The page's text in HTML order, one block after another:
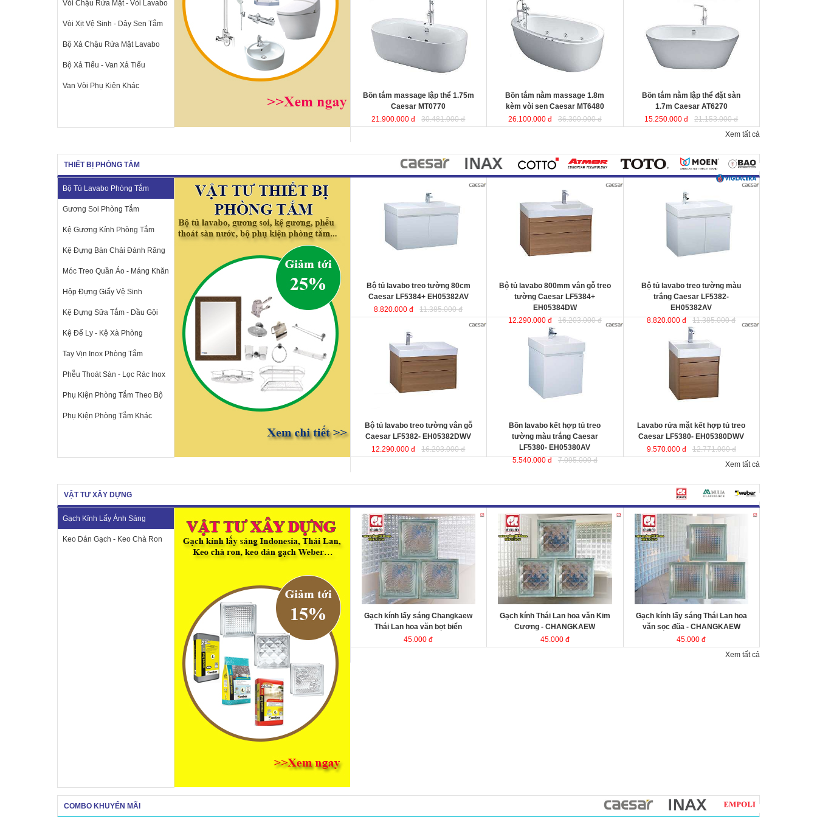
Vòi Chậu Rửa Mặt - Vòi Lavabo
Vòi Xịt Vệ Sinh - Dây Sen Tắm
Bộ Xả Chậu Rửa Mặt Lavabo
Bộ Xả Tiểu - Van Xả Tiểu
Van Vòi Phụ Kiện Khác
được sản xuất từ
sợi nhựa tổng hợp Acrylic có độ bền
cao, không bị ngả màu, chịu được
mọi nguồn nước, khó bể vỡ. Bề mặt
láng mịn dễ dàng vệ sinh.
Kích thước: 175x80x60 cm.
Bồn tắm massage lập thể 1.75m
Caesar MT0770
21.900.000 đ
30.481.000 đ
vòi sen Caesar MT6480
xuất từ sợi nhựa tổng hợp Acrylic
có độ bền cao, không bị ngả màu,
chịu được mọi nguồn nước, khó bể
vỡ. Bề mặt b
láng mịn dễ dàng vệ
c: 180x95x65 cm.
Bồn tắm nằm massage 1.8m
kèm vòi sen Caesar MT6480
26.100.000 đ
36.300.000 đ
được sản xuất từ sợi
nhựa tổng hợp Acrylic có độ bền cao,
không bị ngả màu, chịu được mọi
nguồn nước, khó bể vỡ. Bề mặt
láng mịn dễ dàng vệ sinh.
Kích thước
: 170x87x60 cm
Bồn tắm nằm lập thể đặt sàn
1.7m Caesar AT6270
15.250.000 đ
21.153.000 đ
Xem tất cả
THIẾT BỊ PHÒNG TẮM
Bộ Tủ Lavabo Phòng Tắm
Gương Soi Phòng Tắm
Kệ Gương Kính Phòng Tắm
Kệ Đựng Bàn Chải Đánh Răng
Móc Treo Quần Áo - Máng Khăn
Hộp Đựng Giấy Vệ Sinh
Kệ Đựng Sữa Tắm - Dầu Gội
Kệ Để Ly - Kệ Xà Phòng
Tay Vịn Inox Phòng Tắm
Phễu Thoát Sàn - Lọc Rác Inox
Phụ Kiện Phòng Tắm Theo Bộ
Phụ Kiện Phòng Tắm Khác
Caesar LF5384+ EH05382AV
thiết kế đầy cảm hứng và sáng tạo
theo phong cách tối giản hiện đại.
không gian phòng tắm.
Bộ tủ lavabo treo tường 80cm
Caesar LF5384+ EH05382AV
8.820.000 đ
11.385.000 đ
Bộ tủ lavabo 800mm vân gỗ treo
tường Caesar LF5384+
EH05384DW
được thiết kế đầy cảm
hứng và sáng tạo theo phong cách
tối giản hiện đại. Thể hiện chất lượng
thẩm mỹ của không gian phòng tắm.
KT lavabo: 500x800x100 mm.
Bộ tủ lavabo 800mm vân gỗ treo
tường Caesar LF5384+
EH05384DW
12.290.000 đ
16.203.000 đ
Bộ tủ lavabo treo tường màu trắng
Caesar LF5382- EH05382AV
thiết kế đầy cảm hứng và sáng tạo
theo phong cách tối giản hiện đại.
: 500x800x100 mm.
Bộ tủ lavabo treo tường màu
trắng Caesar LF5382-
EH05382AV
8.820.000 đ
11.385.000 đ
Caesar LF5382-
EH05382DWV đ
ược thiết kế đầy cảm
hứng và sáng tạo theo phong cách
tối giản hiện đại. Thể hiện chất lượng
thẩm mỹ của không gian phòng tắm.
: 500x800x100 mm.
Bộ tủ lavabo treo tường vân gỗ
Caesar LF5382- EH05382DWV
12.290.000 đ
16.203.000 đ
Bồn lavabo kết hợp tủ treo tường
màu trắng Caesar LF5380-
EH05380AV
ược thiết kế đầy cảm
: 500x500x100 mm.
Bồn lavabo kết hợp tủ treo
tường màu trắng Caesar
LF5380- EH05380AV
5.540.000 đ
7.095.000 đ
Lavabo rửa mặt kết hợp tủ treo
Caesar LF5380- EH05380DWV
ược thiết kế đầy cảm hứng và sáng
tạo theo phong cách tối giản hiện
đại. Thể hiện chất lượng thẩm mỹ
của không gian phòng tắm.
: 500x500x100 mm.
Lavabo rửa mặt kết hợp tủ treo
Caesar LF5380- EH05380DWV
9.570.000 đ
12.771.000 đ
Xem tất cả
VẬT TƯ XÂY DỰNG
Gạch Kính Lấy Ánh Sáng
Keo Dán Gạch - Keo Chà Ron
Gạch kính lấy sáng Changkaew
gạch
kính Thái Lan
Kích thước
Đóng gói
Gạch kính lấy sáng Changkaew
Thái Lan hoa văn bọt biển
45.000 đ
Gạch kính lấy sángChangkaew
gạch
kính Thái Lan
Kích thước
Đóng gói
Gạch kính Thái Lan hoa văn Kim
Cương - CHANGKAEW
45.000 đ
Gạch kính lấy sáng Changkaew
gạch
kính Thái Lan
Kích thước
Đóng gói
Gạch kính lấy sáng Thái Lan hoa
văn sọc đũa - CHANGKAEW
45.000 đ
Xem tất cả
COMBO KHUYẾN MÃI